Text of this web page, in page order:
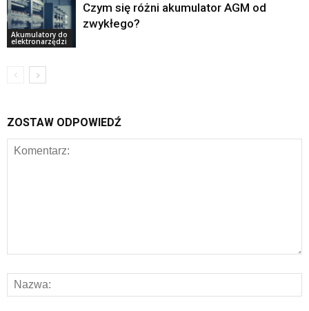
Akumulatory do
elektronarzędzi
Czym się różni akumulator AGM od
zwykłego?
ZOSTAW ODPOWIEDŹ